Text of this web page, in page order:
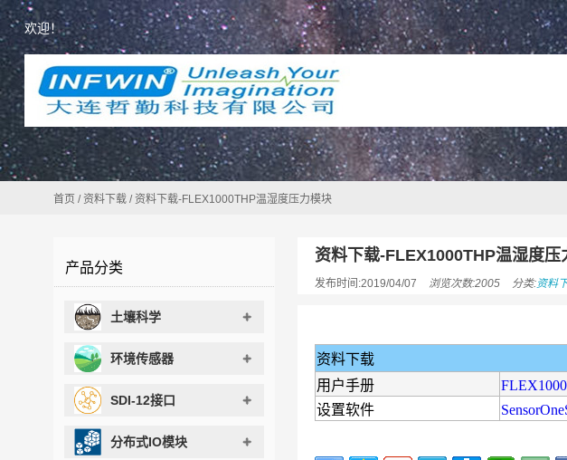
欢迎！
首页 /资料下载 /资料下载-FLEX1000THP温湿度压力模块
产品分类
土壤科学
环境传感器
SDI-12接口
分布式IO模块
资料下载-FLEX1000THP温湿度压
发布时间:2019/04/07 浏览次数:2005 分类:资料
资料下载
用户手册
设置软件